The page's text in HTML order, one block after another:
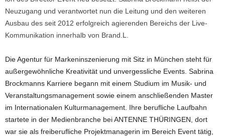
Neuzugang und verantwortet nun die Leitung und den weiteren
Ausbau des seit 2012 erfolgreich agierenden Bereichs der Live-
Kommunikation innerhalb von Brand.L.
Die Agentur für Markeninszenierung mit Sitz in München steht für
außergewöhnliche Kreativität und unvergessliche Events. Sabrina
Brockmanns Karriere begann mit einem Studium im Musik- und
Veranstaltungsmanagement sowie einem anschließenden Master
im Internationalen Kulturmanagement. Ihre berufliche Laufbahn
startete in der Medienbranche bei ANTENNE THÜRINGEN, dort
war sie als freiberufliche Projektmanagerin im Bereich Event tätig,